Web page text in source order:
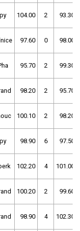
104.00 2 93.30
97.60 0 98.00
95.70 2 99.30
98.20 2 95.70
100.10 2 98.20
98.90 6 97.50
102.20 4 101.00
100.20 2 99.60
98.90 4 102.30